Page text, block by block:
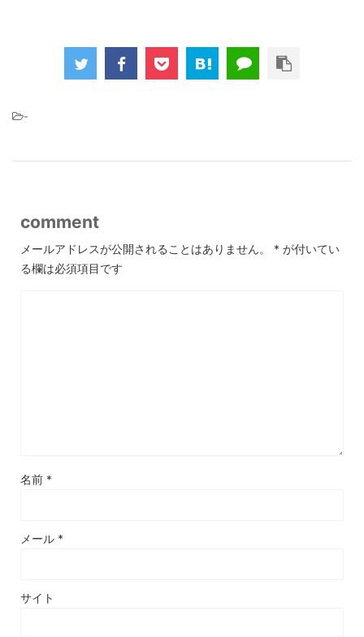
-
comment
メールアドレスが公開されることはありません。 * が付いてい
る欄は必須項目です
名前 *
メール *
サイト